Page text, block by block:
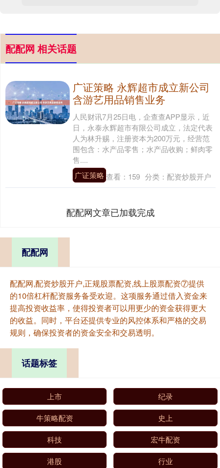
配配网 相关话题
广证策略 永辉超市成立新公司
含游艺用品销售业务
人民财讯7月25日电，企查查APP显示，近
日，永泰永辉超市有限公司成立，法定代表
人为林升赐，注册资本为200万元，经营范
围包含：水产品零售；水产品收购；鲜肉零
售....
广证策略 查看： 159 分类： 配资炒股开户
配配网文章已加载完成
配配网
配配网,配资炒股开户,正规股票配资,线上股票配资⑦提供
的10倍杠杆配资服务备受欢迎。这项服务通过借入资金来
提高投资收益率，使得投资者可以用更少的资金获得更大
的收益。同时，平台还提供专业的风控体系和严格的交易
规则，确保投资者的资金安全和交易透明。
话题标签
上市 纪录
牛策略配资 史上
科技 宏牛配资
港股 行业